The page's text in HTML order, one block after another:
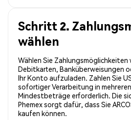
Schritt 2.
wählen
Wählen Sie
Debitkarten, Banküberweisungen
Ihr Konto aufzuladen. Zahlen Sie
sofortiger Verarbeitung in
Mindestbeträge erforderlich. Die
Phemex sorgt dafür, dass Sie
kaufen können.